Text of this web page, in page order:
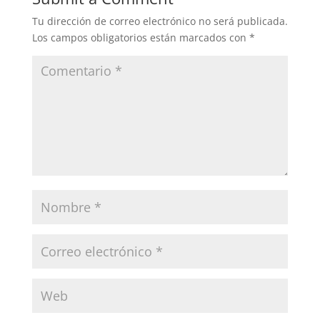
Tu dirección de correo electrónico no será publicada.
Los campos obligatorios están marcados con *